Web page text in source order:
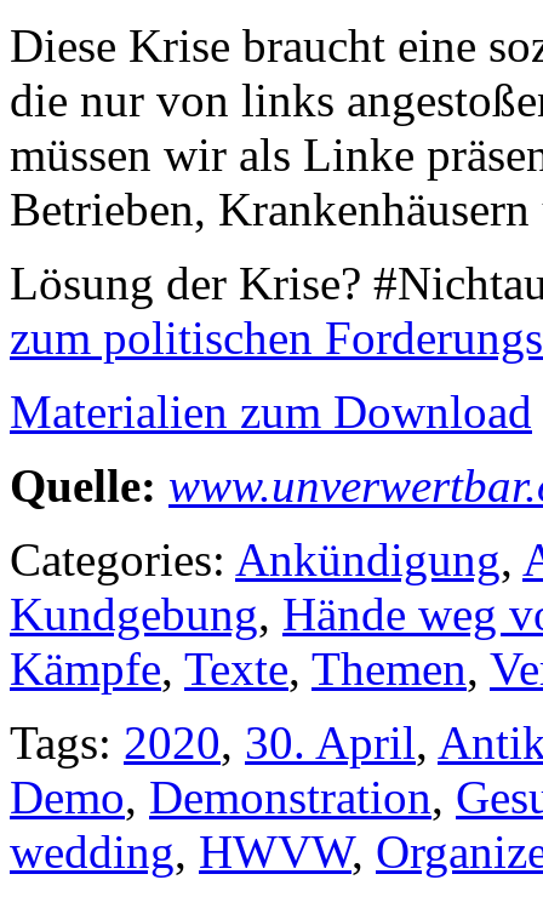
Diese Krise braucht eine
die nur von links
müssen wir als Linke
Betrieben,
Lösung der Krise?
zum politischen
Materialien zum Download
Quelle:
Categories: Ankündigung,
Kundgebung, Hände weg
Kämpfe, Texte, Themen,
Tags: 2020, 30. April,
Demo, Demonstration,
wedding, HWVW,